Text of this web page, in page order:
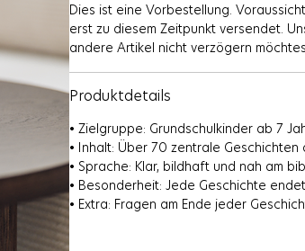
Dies ist eine Vorbestellung.
erst zu diesem Zeitpunkt versendet.
andere Artikel nicht verzögern
Produktdetails
• Zielgruppe: Grundschulkinder ab 7
• Inhalt: Über 70 zentrale
• Sprache: Klar, bildhaft und nah am
• Besonderheit: Jede Geschichte
• Extra: Fragen am Ende jeder